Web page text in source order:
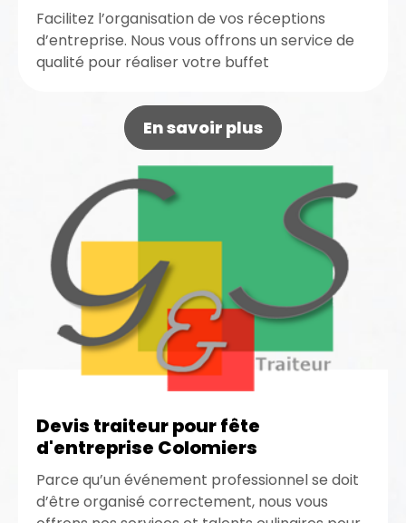
Facilitez l’organisation de vos réceptions
d’entreprise. Nous vous offrons un service de
qualité pour réaliser votre buffet
spécialiste de...
En savoir plus
Devis traiteur pour fête
d'entreprise Colomiers
Parce qu’un événement professionnel se doit
d’être organisé correctement, nous vous